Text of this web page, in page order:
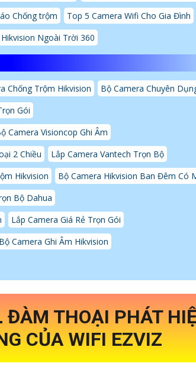
Chống trộm
Top 5 Camera Wifi Cho Gia Đình
Ngoài Trời 360
Chống Trộm Hikvision
Bộ Camera Chuyên
Gói
Camera Visioncop Ghi Âm
2 Chiều
Lắp Camera Vantech Trọn Bộ
Hikvision
Bộ Camera Hikvision Ban Đêm Có
Bộ Dahua
Lắp Camera Giá Rẻ Trọn Gói
Bộ Camera Ghi Âm Hikvision
ĐÀM THOẠI PHÁT
CỦA WIFI EZVIZ